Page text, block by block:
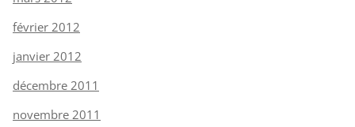
février 2012
janvier 2012
décembre 2011
novembre 2011